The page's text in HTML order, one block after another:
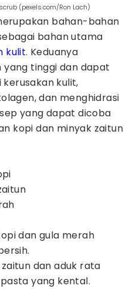
(pexels.com/Ron Lach)
bahan-bahan
bahan utama
kulit. Keduanya
yang tinggi dan dapat
kulit,
dan menghidrasi
yang dapat dicoba
kopi dan minyak zaitun
dan gula merah
dan aduk rata
yang kental.